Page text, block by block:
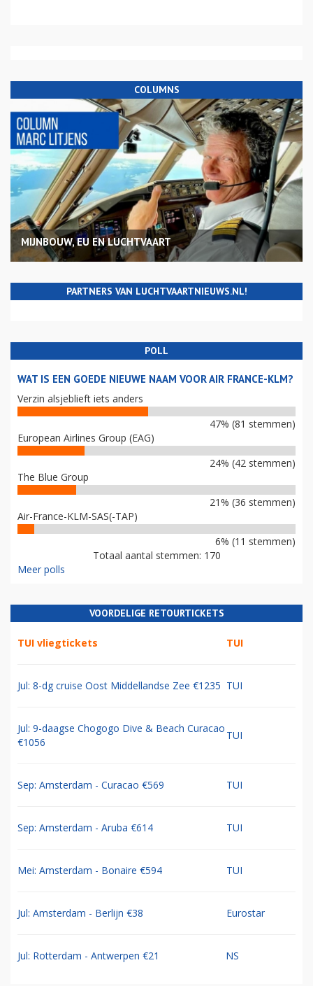
COLUMNS
MIJNBOUW, EU EN LUCHTVAART
PARTNERS VAN LUCHTVAARTNIEUWS.NL!
POLL
WAT IS EEN GOEDE NIEUWE NAAM VOOR AIR FRANCE-KLM?
Verzin alsjeblieft iets anders
47% (81 stemmen)
European Airlines Group (EAG)
24% (42 stemmen)
The Blue Group
21% (36 stemmen)
Air-France-KLM-SAS(-TAP)
6% (11 stemmen)
Totaal aantal stemmen: 170
Meer polls
VOORDELIGE RETOURTICKETS
TUI vliegtickets TUI
Jul: 8-dg cruise Oost Middellandse Zee €1235 TUI
Jul: 9-daagse Chogogo Dive & Beach Curacao
€1056
TUI
Sep: Amsterdam - Curacao €569 TUI
Sep: Amsterdam - Aruba €614 TUI
Mei: Amsterdam - Bonaire €594 TUI
Jul: Amsterdam - Berlijn €38 Eurostar
Jul: Rotterdam - Antwerpen €21 NS